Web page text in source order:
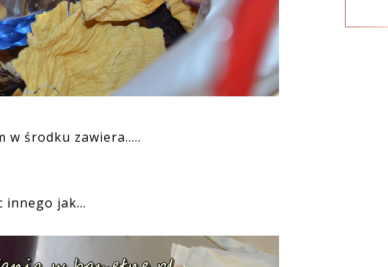
w środku zawiera.....
innego jak...